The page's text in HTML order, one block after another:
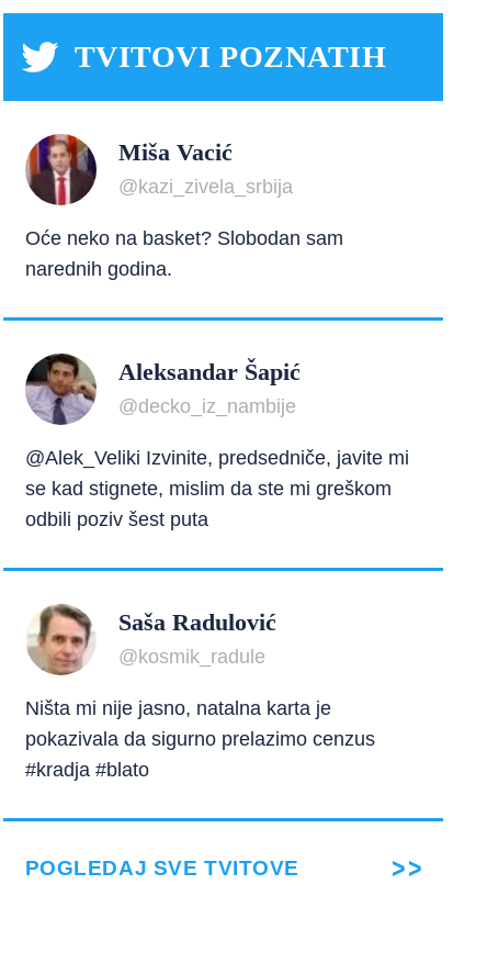
TVITOVI POZNATIH
Miša Vacić
@kazi_zivela_srbija
Oće neko na basket? Slobodan sam
narednih godina.
Aleksandar Šapić
@decko_iz_nambije
@Alek_Veliki Izvinite, predsedniče, javite mi
se kad stignete, mislim da ste mi greškom
odbili poziv šest puta
Saša Radulović
@kosmik_radule
Ništa mi nije jasno, natalna karta je
pokazivala da sigurno prelazimo cenzus
#kradja #blato
POGLEDAJ SVE TVITOVE